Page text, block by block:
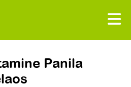
Panila